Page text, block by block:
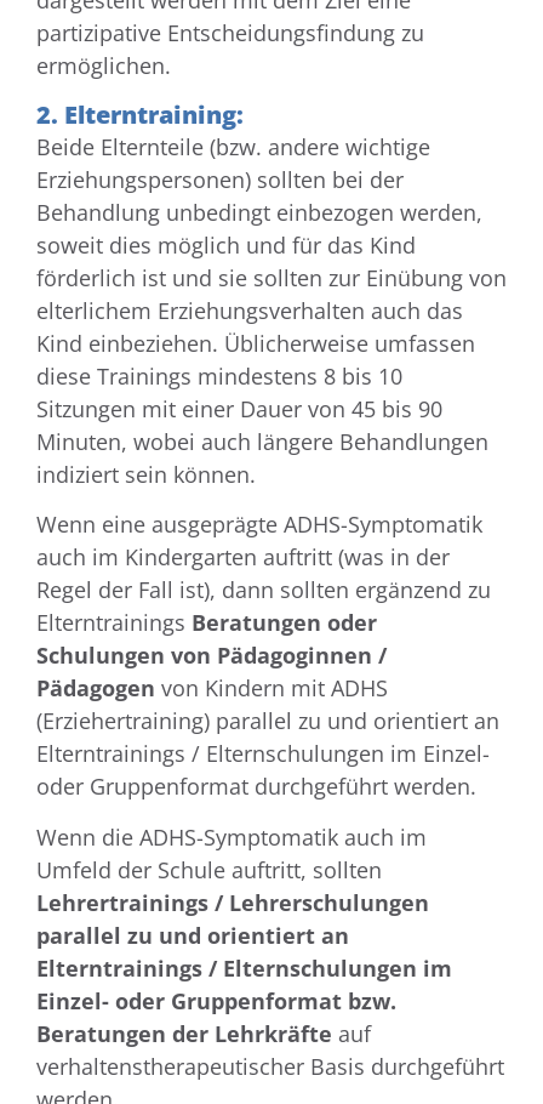
partizipative Entscheidungsfindung zu
ermöglichen.
2. Elterntraining:
Beide Elternteile (bzw. andere wichtige
Erziehungspersonen) sollten bei der
Behandlung unbedingt einbezogen werden,
soweit dies möglich und für das Kind
förderlich ist und sie sollten zur Einübung von
elterlichem Erziehungsverhalten auch das
Kind einbeziehen. Üblicherweise umfassen
diese Trainings mindestens 8 bis 10
Sitzungen mit einer Dauer von 45 bis 90
Minuten, wobei auch längere Behandlungen
indiziert sein können.
Wenn eine ausgeprägte ADHS-Symptomatik
auch im Kindergarten auftritt (was in der
Regel der Fall ist), dann sollten ergänzend zu
Elterntrainings Beratungen oder
Schulungen von Pädagoginnen /
Pädagogen von Kindern mit ADHS
(Erziehertraining) parallel zu und orientiert an
Elterntrainings / Elternschulungen im Einzel-
oder Gruppenformat durchgeführt werden.
Wenn die ADHS-Symptomatik auch im
Umfeld der Schule auftritt, sollten
Lehrertrainings / Lehrerschulungen
parallel zu und orientiert an
Elterntrainings / Elternschulungen im
Einzel- oder Gruppenformat bzw.
Beratungen der Lehrkräfte auf
verhaltenstherapeutischer Basis durchgeführt